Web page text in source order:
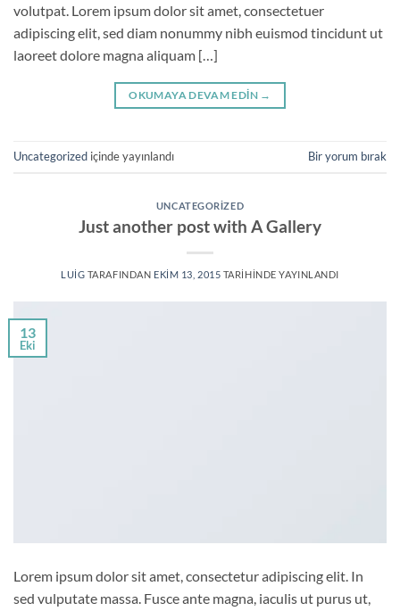
volutpat. Lorem ipsum dolor sit amet, consectetuer
adipiscing elit, sed diam nonummy nibh euismod tincidunt ut
laoreet dolore magna aliquam […]
OKUMAYA DEVAM EDIN →
Uncategorized içinde yayınlandı Bir yorum bırak
UNCATEGORIZED
Just another post with A Gallery
LUIG TARAFINDAN EKIM 13, 2015 TARIHINDE YAYINLANDI
13
Eki
Lorem ipsum dolor sit amet, consectetur adipiscing elit. In
sed vulputate massa. Fusce ante magna, iaculis ut purus ut,